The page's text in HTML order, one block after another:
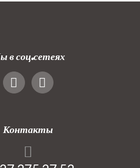
в соц.сетеях
Контакты